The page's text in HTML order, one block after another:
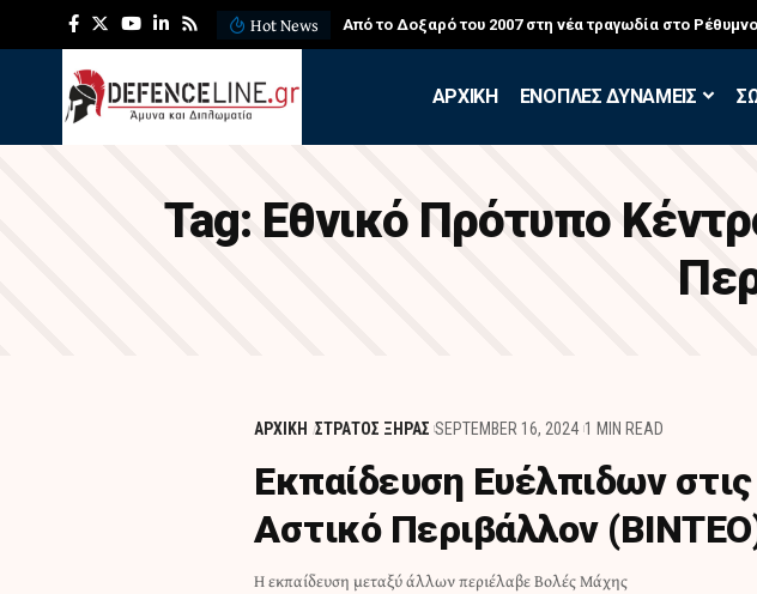
Hot News Από το Δοξαρό του 2007 στη νέα τραγωδία στο
APXIKH ΕΝΟΠΛΕΣ ΔΥΝΑΜΕΙΣ
Tag: Εθνικό Πρότυπο
ΑΡΧΙΚΗ ΣΤΡΑΤΟΣ ΞΗΡΑΣ SEPTEMBER 16, 2024 1 MIN READ
Εκπαίδευση Ευέλπιδων στις
Αστικό Περιβάλλον
Η εκπαίδευση μεταξύ άλλων περιέλαβε Βολές Μάχης